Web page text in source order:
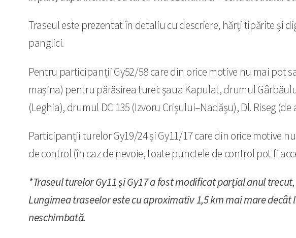
Traseul este prezentat în detaliu cu descriere, hărți tipărite și
panglici.
Pentru participanții Gy52/58 care din orice motive nu mai pot
mașina) pentru părăsirea turei: șaua Kapulat, drumul
(Leghia), drumul DC 135 (Izvoru Crișului–Nadășu), Dl. Riseg
Participanții turelor Gy19/24 și Gy11/17 care din orice motive
de control (în caz de nevoie, toate punctele de control pot fi
*Traseul turelor Gy11 și Gy17 a fost modificat parțial anul
Lungimea traseelor este cu aproximativ 1,5 km mai mare
neschimbată.